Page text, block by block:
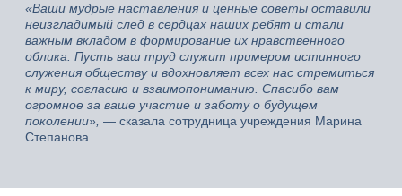
«Ваши мудрые наставления и ценные советы оставили
неизгладимый след в сердцах наших ребят и стали
важным вкладом в формирование их нравственного
облика. Пусть ваш труд служит примером истинного
служения обществу и вдохновляет всех нас стремиться
к миру, согласию и взаимопониманию. Спасибо вам
огромное за ваше участие и заботу о будущем
поколении», — сказала сотрудница учреждения Марина
Степанова.